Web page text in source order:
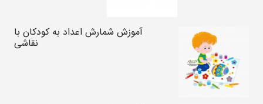
آموزش شمارش اعداد به کودکان با
نقاشی